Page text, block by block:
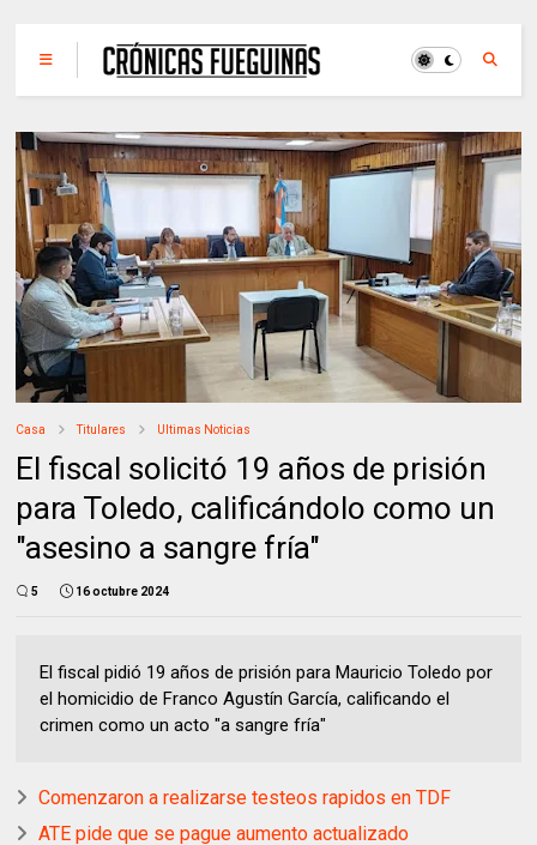
Casa Titulares Ultimas Noticias
El fiscal solicitó 19 años de prisión
para Toledo, calificándolo como un
"asesino a sangre fría"
5 16 octubre 2024
El fiscal pidió 19 años de prisión para Mauricio Toledo por
el homicidio de Franco Agustín García, calificando el
crimen como un acto "a sangre fría"
Comenzaron a realizarse testeos rapidos en TDF
ATE pide que se pague aumento actualizado